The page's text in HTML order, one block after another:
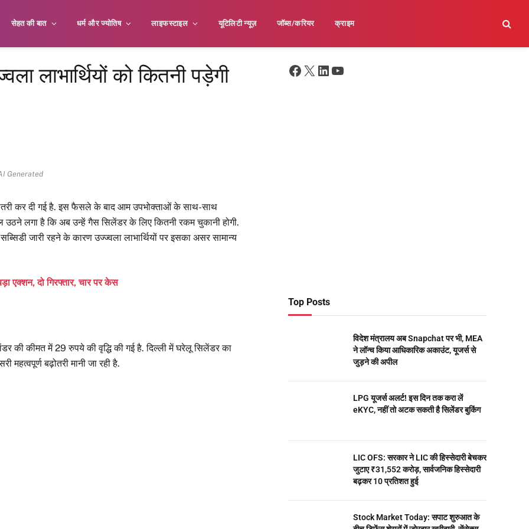
सेहत की बात धर्म और ज्योतिष लाइफस्टाइल यूटिलिटी न्यूज़ जॉब्स/करियर क्राइम
लाभार्थियों को कितनी पड़ेगी
Generated
कर दी गई है. इस फैसले के बाद आम उपभोक्ताओं के साथ-साथ
उठने लगा है कि अब उन्हें गैस सिलेंडर के लिए कितनी रकम चुकानी होगी.
जारी रहने के कारण उज्ज्वला लाभार्थियों पर इसका असर सामान्य
एक्शन, दो गिरफ्तार, चार पर केस
की कीमत में 29 रुपये की वृद्धि की गई है. दिल्ली में घरेलू सिलेंडर का
बढ़ोतरी मानी जा रही है.
Facebook
X LinkedIn
YouTube
Top Posts
विदेश मंत्रालय अब Snapchat पर भी, MEA
ने लॉन्च किया आधिकारिक अकाउंट, यूजर्स से
जुड़ने की अपील
LPG यूजर्स अलर्ट! इस दिन तक करा लें
eKYC, नहीं तो अटक सकती है सिलेंडर बुकिंग
LIC OFS: सरकार ने LIC की हिस्सेदारी बेचकर
जुटाए ₹31,552 करोड़, सार्वजनिक हिस्सेदारी
बढ़कर 10 प्रतिशत हुई
Stock Market Today: सपाट शुरुआत के